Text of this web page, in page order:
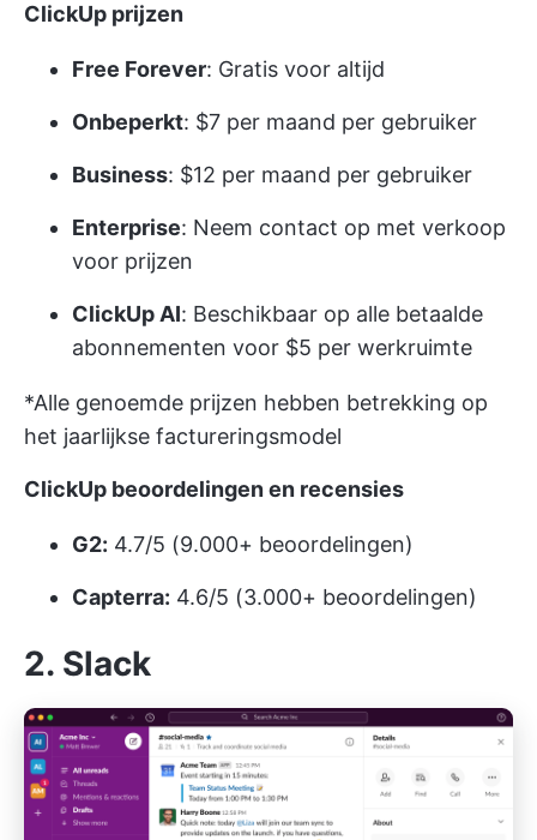
ClickUp prijzen
Free Forever: Gratis voor altijd
Onbeperkt: $7 per maand per gebruiker
Business: $12 per maand per gebruiker
Enterprise: Neem contact op met verkoop
voor prijzen
ClickUp AI: Beschikbaar op alle betaalde
abonnementen voor $5 per werkruimte
*Alle genoemde prijzen hebben betrekking op
het jaarlijkse factureringsmodel
ClickUp beoordelingen en recensies
G2: 4.7/5 (9.000+ beoordelingen)
Capterra: 4.6/5 (3.000+ beoordelingen)
2. Slack